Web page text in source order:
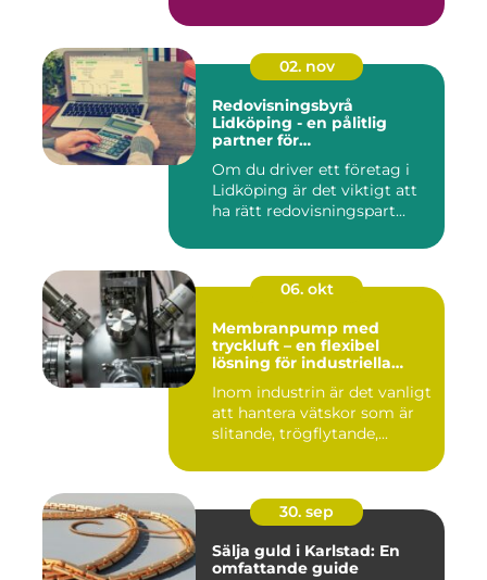
02. nov
Redovisningsbyrå
Lidköping - en pålitlig
partner för
Lidköping
Om du driver ett företag i
Lidköping är det viktigt att
ha rätt redovisningspart...
06. okt
Membranpump med
tryckluft – en flexibel
lösning för industriella
Inom industrin är det vanligt
att hantera vätskor som är
slitande, trögflytande,...
30. sep
Sälja guld i Karlstad: En
omfattande guide